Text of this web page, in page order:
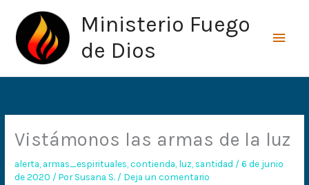
contenido
Ministerio Fuego
de Dios
Vistámonos las armas de la luz
alerta armas_espirituales ,contienda luz santidad /6 de junio
de 2020 / PorSusana S. / Deja un comentario